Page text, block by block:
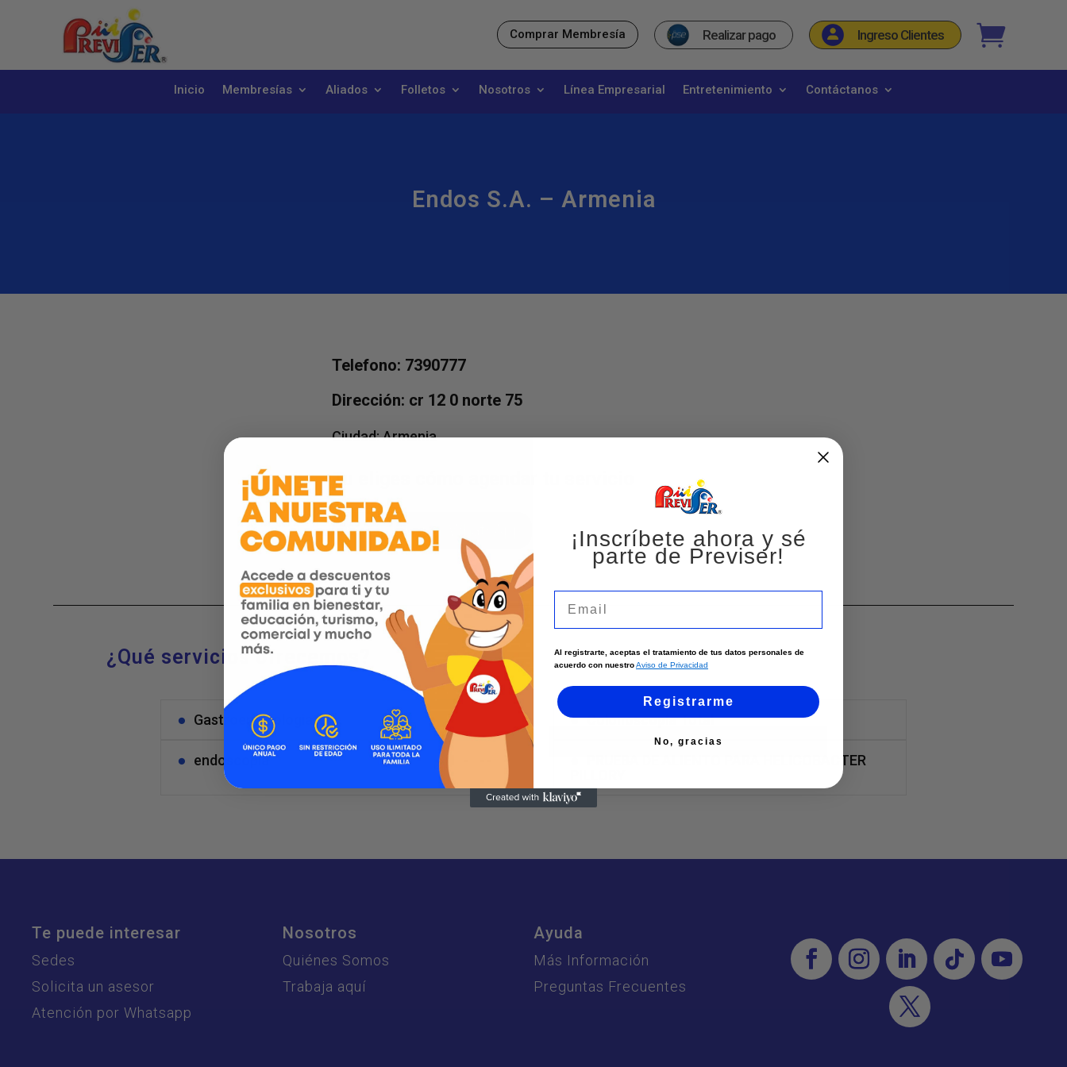
Comprar Membresía Realizar pago Ingreso Clientes _
Inicio Membresías Aliados Folletos Nosotros Línea Empresarial Entretenimiento Contáctanos
Endos S.a. – Armenia
Telefono: 7390777
Dirección: cr 12 0 norte 75
Ciudad:Armenia
Tu eliges cómo agendar tu servicio
Agenda por WhatsApp
¿Qué servicios ofrecemos?
Gastroenterologia Colonoscopia Total
endoscopía
PRUEBA DE ALIENTO PARA HELICOBACTER
Te puede interesar
Sedes
Solicita un asesor
Atención por Whatsapp
Nosotros
Quiénes Somos
Trabaja aquí
Ayuda
Más Información
Preguntas Frecuentes
¡Inscríbete ahora y sé
parte de Previser!
Al registrarte, aceptas el tratamiento de tus datos personales de
acuerdo con nuestroAviso de Privacidad
Registrarme
No, gracias